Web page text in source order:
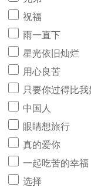
祝福
雨一直下
星光依旧灿烂
用心良苦
只要你过得比我
中国人
眼睛想旅行
真的爱你
一起吃苦的幸福
选择